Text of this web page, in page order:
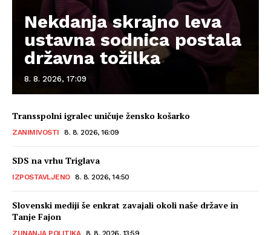
Nekdanja skrajno leva
ustavna sodnica postala
državna tožilka
8. 8. 2026, 17:09
Transspolni igralec uničuje žensko košarko
ZANIMIVOSTI 8. 8. 2026, 16:09
SDS na vrhu Triglava
IZPOSTAVLJENO 8. 8. 2026, 14:50
Slovenski mediji še enkrat zavajali okoli naše države in
Tanje Fajon
ZUNANJA POLITIKA 8. 8. 2026, 13:59